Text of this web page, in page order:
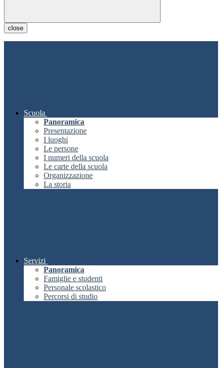
close
Scuola
Panoramica
Presentazione
I luoghi
Le persone
I numeri della scuola
Le carte della scuola
Organizzazione
La storia
Servizi
Panoramica
Famiglie e studenti
Personale scolastico
Percorsi di studio